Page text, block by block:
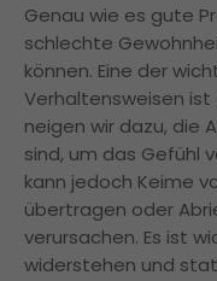
Genau wie es gute
schlechte
können. Eine der
Verhaltensweisen ist
neigen wir dazu, die
sind, um das Gefühl
kann jedoch Keime
übertragen oder
verursachen. Es ist
widerstehen und